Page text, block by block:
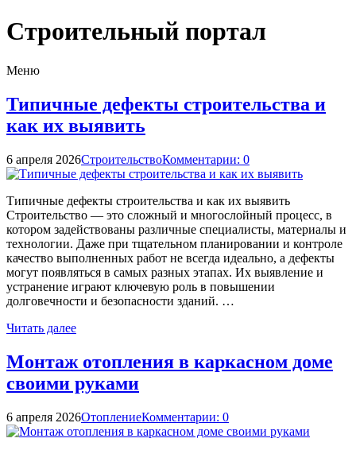
Строительный портал
Меню
Типичные дефекты строительства и
как их выявить
6 апреля 2026СтроительствоКомментарии: 0
Типичные дефекты строительства и как их выявить
Строительство — это сложный и многослойный процесс, в
котором задействованы различные специалисты, материалы и
технологии. Даже при тщательном планировании и контроле
качество выполненных работ не всегда идеально, а дефекты
могут появляться в самых разных этапах. Их выявление и
устранение играют ключевую роль в повышении
долговечности и безопасности зданий. …
Читать далее
Монтаж отопления в каркасном доме
своими руками
6 апреля 2026ОтоплениеКомментарии: 0